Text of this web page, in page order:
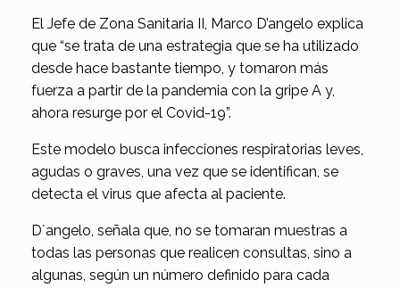
El Jefe de Zona Sanitaria II, Marco D’angelo explica
que “se trata de una estrategia que se ha utilizado
desde hace bastante tiempo, y tomaron más
fuerza a partir de la pandemia con la gripe A y,
ahora resurge por el Covid-19”.
Este modelo busca infecciones respiratorias leves,
agudas o graves, una vez que se identifican, se
detecta el virus que afecta al paciente.
D´angelo, señala que, no se tomaran muestras a
todas las personas que realicen consultas, sino a
algunas, según un número definido para cada